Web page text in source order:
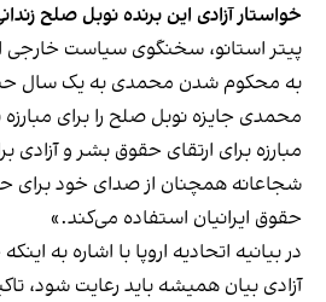
خواستار آزادی این برنده نوبل صلح
پیتر استانو، سخنگوی سیاست خارجی
به محکوم شدن محمدی به یک سال
محمدی جایزه نوبل صلح را برای مبارزه
مبارزه برای ارتقای حقوق بشر و آزادی
شجاعانه همچنان از صدای خود برای
حقوق ایرانیان استفاده می‌کند.»
در بیانیه اتحادیه اروپا با اشاره به
آزادی بیان همیشه باید رعایت شود،